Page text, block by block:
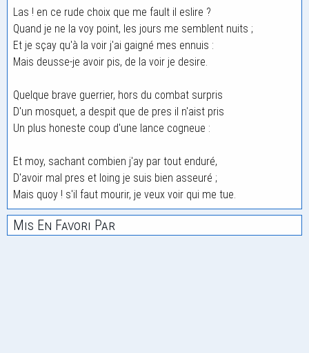
Las ! en ce rude choix que me fault il eslire ?
Quand je ne la voy point, les jours me semblent nuits ;
Et je sçay qu'à la voir j'ai gaigné mes ennuis :
Mais deusse-je avoir pis, de la voir je desire.
Quelque brave guerrier, hors du combat surpris
D'un mosquet, a despit que de pres il n'aist pris
Un plus honeste coup d'une lance cogneue :
Et moy, sachant combien j'ay par tout enduré,
D'avoir mal pres et loing je suis bien asseuré ;
Mais quoy ! s'il faut mourir, je veux voir qui me tue.
Mis En Favori Par